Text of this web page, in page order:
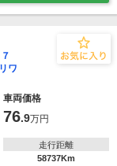
ワ
車両価格
76.9万円
走行距離
58737Km